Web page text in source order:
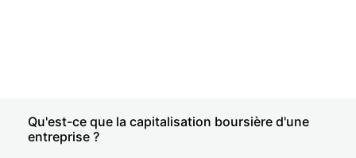
Qu'est-ce que la capitalisation boursière d'une
entreprise ?